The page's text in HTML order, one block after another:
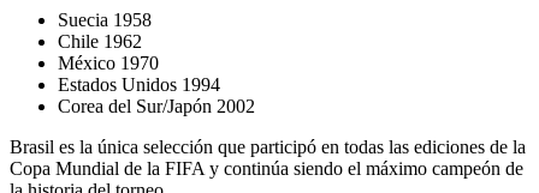
Suecia 1958
Chile 1962
México 1970
Estados Unidos 1994
Corea del Sur/Japón 2002
Brasil es la única selección que participó en todas las ediciones de la
Copa Mundial de la FIFA y continúa siendo el máximo campeón de